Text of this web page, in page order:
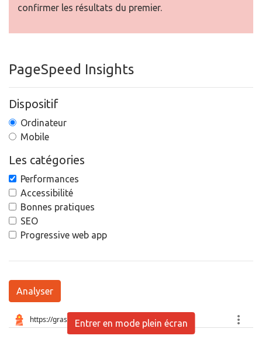
confirmer les résultats du premier.
PageSpeed Insights
Dispositif
Ordinateur
Mobile
Les catégories
Performances
Accessibilité
Bonnes pratiques
SEO
Progressive web app
Analyser
Entrer en mode plein écran